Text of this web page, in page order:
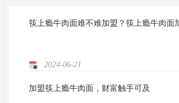
筷上瘾牛肉面难不难加盟？筷上瘾牛肉面
2024-06-21
加盟筷上瘾牛肉面，财富触手可及